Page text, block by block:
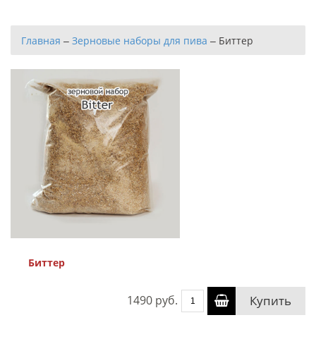
Главная – Зерновые наборы для пива – Биттер
Биттер
1490 руб. Купить